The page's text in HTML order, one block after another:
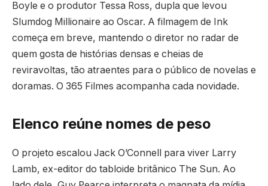
Boyle e o produtor Tessa Ross, dupla que levou
Slumdog Millionaire ao Oscar. A filmagem de Ink
começa em breve, mantendo o diretor no radar de
quem gosta de histórias densas e cheias de
reviravoltas, tão atraentes para o público de novelas e
doramas. O 365 Filmes acompanha cada novidade.
Elenco reúne nomes de peso
O projeto escalou Jack O’Connell para viver Larry
Lamb, ex-editor do tabloide britânico The Sun. Ao